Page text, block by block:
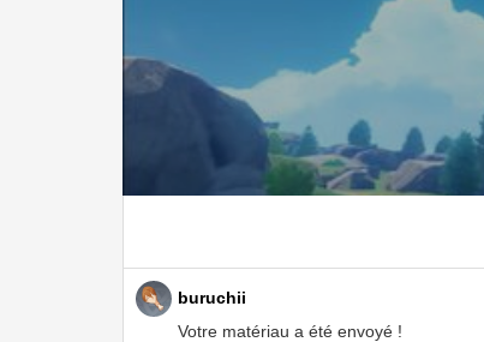
buruchii
Votre matériau a été envoyé !